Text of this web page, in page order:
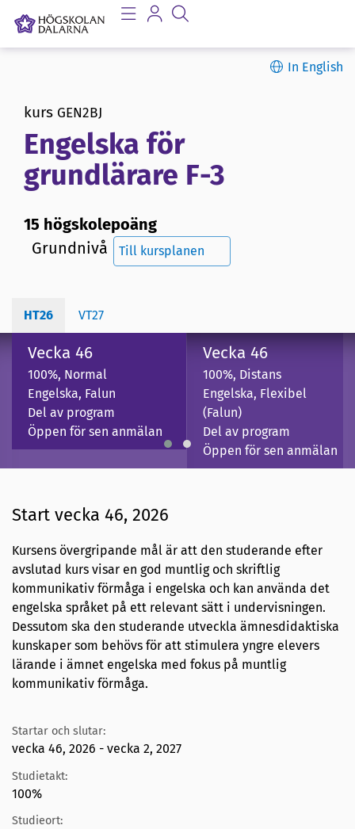
In English
kurs GEN2BJ
Engelska för
grundlärare F-3
15 högskolepoäng
Grundnivå
Till kursplanen
HT26 VT27
Vecka 46
100%, Normal
Engelska, Falun
Del av program
Öppen för sen anmälan
Vecka 46
100%, Distans
Engelska, Flexibel
(Falun)
Del av program
Öppen för sen anmälan
Start vecka 46, 2026
Kursens övergripande mål är att den studerande efter
avslutad kurs visar en god muntlig och skriftlig
kommunikativ förmåga i engelska och kan använda det
engelska språket på ett relevant sätt i undervisningen.
Dessutom ska den studerande utveckla ämnesdidaktiska
kunskaper som behövs för att stimulera yngre elevers
lärande i ämnet engelska med fokus på muntlig
kommunikativ förmåga.
Startar och slutar:
vecka 46, 2026 - vecka 2, 2027
Studietakt:
100%
Studieort: